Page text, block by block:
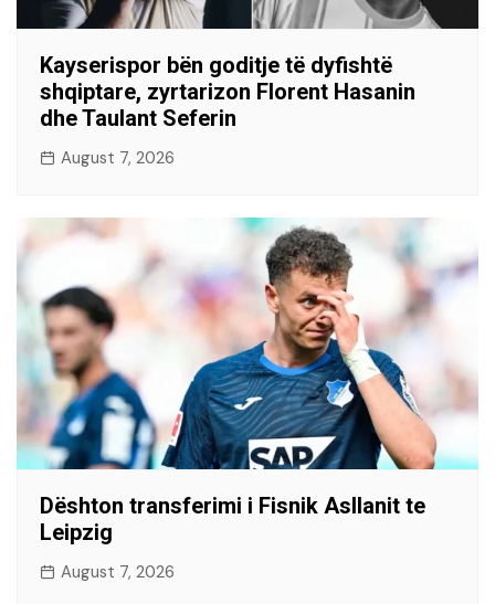
Kayserispor bën goditje të dyfishtë
shqiptare, zyrtarizon Florent Hasanin
dhe Taulant Seferin
August 7, 2026
Dështon transferimi i Fisnik Asllanit te
Leipzig
August 7, 2026